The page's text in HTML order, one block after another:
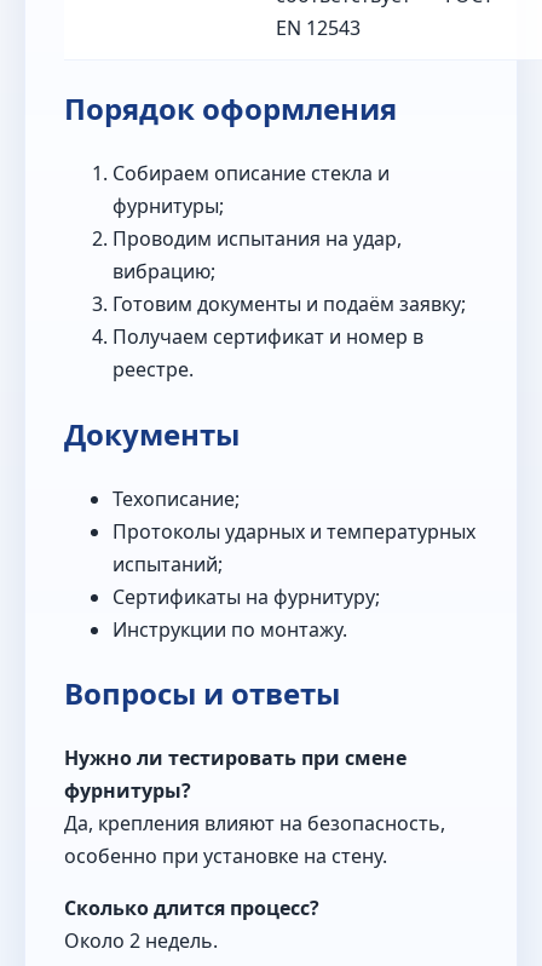
EN 12543
Порядок оформления
Собираем описание стекла и
фурнитуры;
Проводим испытания на удар,
вибрацию;
Готовим документы и подаём заявку;
Получаем сертификат и номер в
реестре.
Документы
Техописание;
Протоколы ударных и температурных
испытаний;
Сертификаты на фурнитуру;
Инструкции по монтажу.
Вопросы и ответы
Нужно ли тестировать при смене
фурнитуры?
Да, крепления влияют на безопасность,
особенно при установке на стену.
Сколько длится процесс?
Около 2 недель.